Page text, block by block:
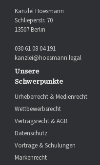
Kanzlei Hoesmann
Schlieperstr. 70
13507 Berlin
030 61 08 04 191
kanzlei@hoesmann.legal
Unsere
Schwerpunkte
Urheberrecht & Medienrecht
Wettbewerbsrecht
Vertragsrecht & AGB
Datenschutz
Vorträge & Schulungen
Markenrecht